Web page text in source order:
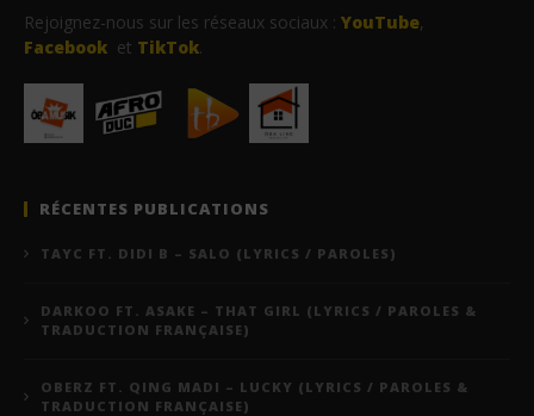
Rejoignez-nous sur les réseaux sociaux : YouTube,
Facebook et TikTok.
RÉCENTES PUBLICATIONS
TAYC FT. DIDI B – SALO (LYRICS / PAROLES)
DARKOO FT. ASAKE – THAT GIRL (LYRICS / PAROLES &
TRADUCTION FRANÇAISE)
OBERZ FT. QING MADI – LUCKY (LYRICS / PAROLES &
TRADUCTION FRANÇAISE)